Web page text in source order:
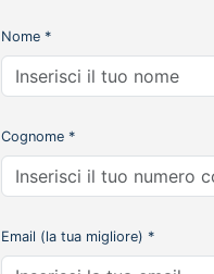
Nome *
Cognome *
Email (la tua migliore) *